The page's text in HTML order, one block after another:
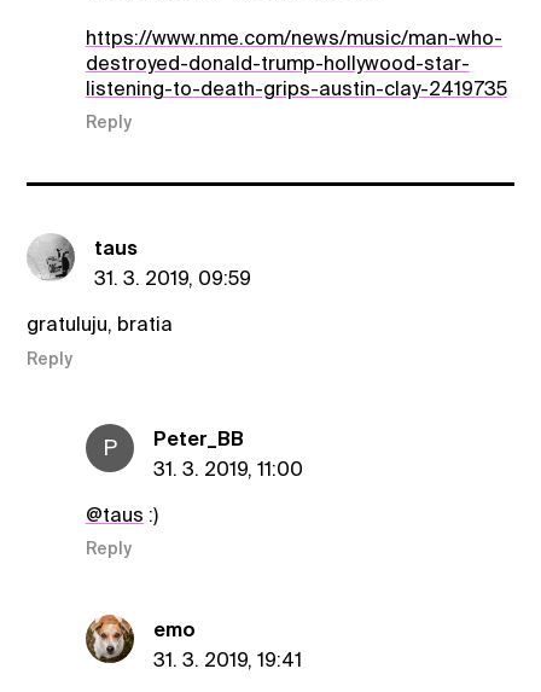
https://www.nme.com/news/music/man-who-
destroyed-donald-trump-hollywood-star-
listening-to-death-grips-austin-clay-2419735
Reply
taus
31. 3. 2019, 09:59
gratuluju, bratia
Reply
P
Peter_BB
31. 3. 2019, 11:00
@taus :)
Reply
emo
31. 3. 2019, 19:41